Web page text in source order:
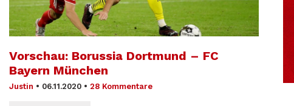
Vorschau: Borussia Dortmund – FC
Bayern München
Justin • 06.11.2020 • 28 Kommentare